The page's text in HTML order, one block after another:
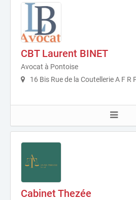
CBT Laurent BINET
Avocat à Pontoise
16 Bis Rue de la Coutellerie A F
Cabinet Thezée